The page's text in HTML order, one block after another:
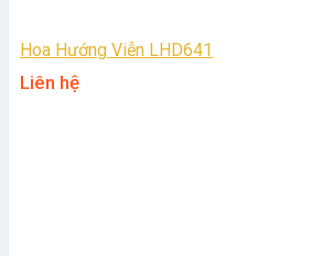
Hoa Hướng Viễn LHD641
Liên hệ